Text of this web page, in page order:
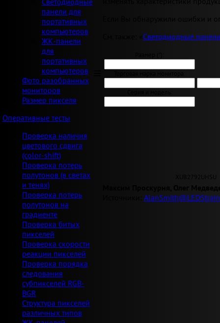
панели для
портативных
компьютеров
ЖК-панели
для
портативных
компьютеров
Фото разобранных
мониторов
Размер пикселя
Оперативные тесты
Проверка наличия
цветового сдвига
(color-shift)
Проверка потерь
полутонов (в светах
и тенях)
Проверка потерь
полутонов на
градиенте
Проверка битых
пикселей
Проверка скорости
реакции пикселей
Проверка порядка
следования
субпикселей RGB-
BGR
Структура пикселей
различных типов
Если Вы обнаружили ошибки и
Светодиодные
XUB2792UHSU
Максим Проскурня, Олег